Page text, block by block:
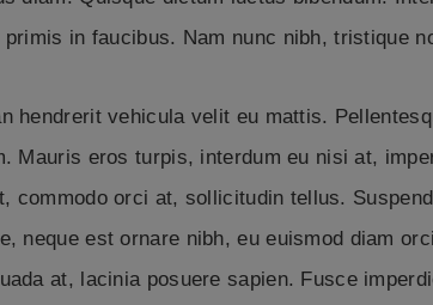
primis in faucibus. Nam nunc nibh, tristique
hendrerit vehicula velit eu mattis.
Mauris eros turpis, interdum eu nisi at,
commodo orci at, sollicitudin tellus.
neque est ornare nibh, eu euismod diam
at, lacinia posuere sapien. Fusce